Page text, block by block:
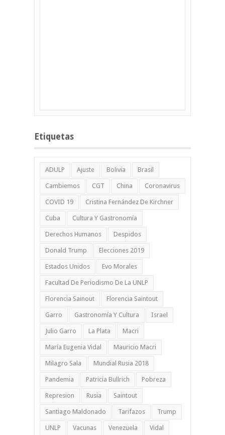
Etiquetas
ADULP Ajuste Bolivia Brasil
Cambiemos CGT China Coronavirus
COVID 19 Cristina Fernández De Kirchner
Cuba Cultura Y Gastronomía
Derechos Humanos Despidos
Donald Trump Elecciones 2019
Estados Unidos Evo Morales
Facultad De Periodismo De La UNLP
Florencia Sainout Florencia Saintout
Garro Gastronomía Y Cultura Israel
Julio Garro La Plata Macri
María Eugenia Vidal Mauricio Macri
Milagro Sala Mundial Rusia 2018
Pandemia Patricia Bullrich Pobreza
Represion Rusia Saintout
Santiago Maldonado Tarifazos Trump
UNLP Vacunas Venezuela Vidal